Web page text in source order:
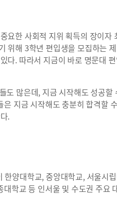
요한 사회적 지위 획득의 장이자
위해 3학년 편입생을 모집하는
다. 따라서 지금이 바로 명문대
도 많은데, 지금 시작해도 성공할
지금 시작해도 충분히 합격할
.
양대학교, 중앙대학교, 서울시
학교 등 인서울 및 수도권 주요